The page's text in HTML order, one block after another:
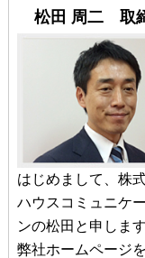
松田 周二 取
はじめまして、株
ハウスコミュニケ
ンの松田と申しま
弊社ホームページ